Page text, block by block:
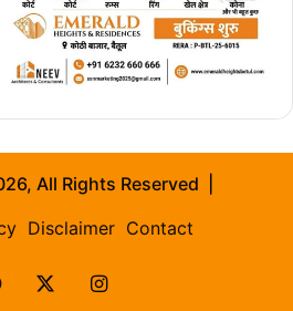
All Rights Reserved |
Disclaimer Contact
Facebook Instagram